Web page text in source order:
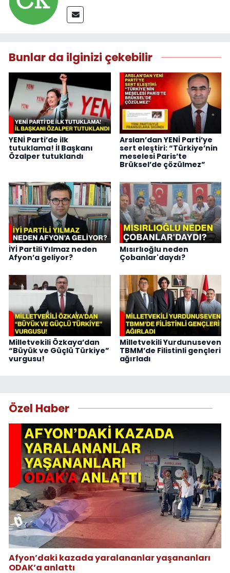
Bunlar da ilginizi çekebilir
YENİ Parti’de ilk
tutuklama! İl Başkanı
Özalper tutuklandı
Arslan’dan YENİ Parti’ye
sert eleştiri: “Türkiye’nin
meselesi Paris’te
Brüksel’de çözülmez”
İYİ Partili Yılmaz neden
Afyon’a geliyor?
Mısırlıoğlu neden
Çobanlar'daydı?
Milletvekili Özkaya’dan
“Büyük ve Güçlü Türkiye”
vurgusu!
Milletvekili Yurdunuseven
TBMM’de Filistinli gençleri
ağırladı
Özel Haber
Afyon’daki kazada yaralananlar yaşananları
ODAK’a anlattı